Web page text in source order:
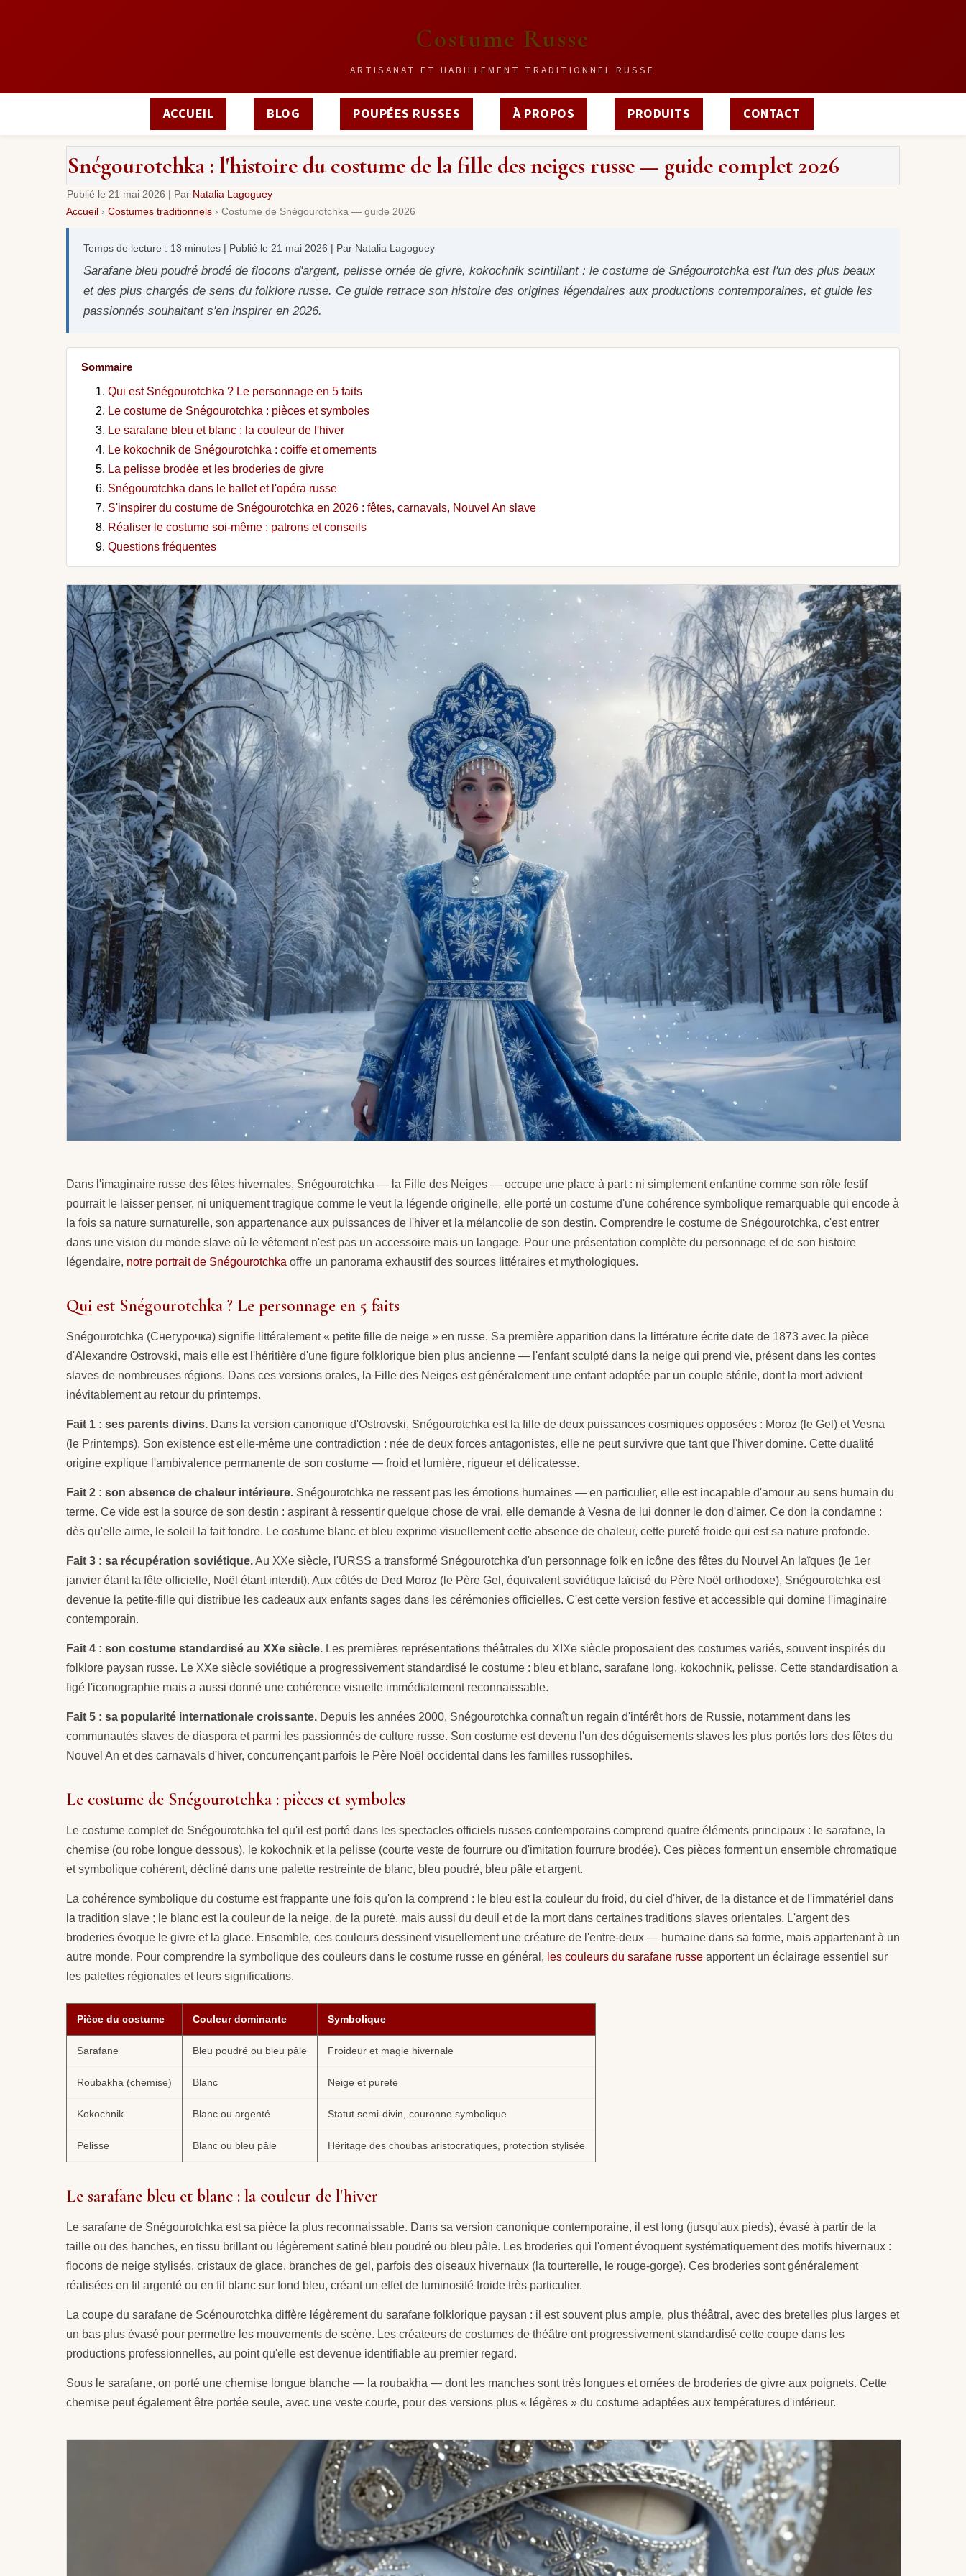
Costume Russe
ARTISANAT ET HABILLEMENT TRADITIONNEL RUSSE
ACCUEIL BLOG POUPÉES RUSSES À PROPOS PRODUITS CONTACT
Snégourotchka : l'histoire du costume de la fille des neiges russe — guide complet 2026
Publié le 21 mai 2026 | Par Natalia Lagoguey
Accueil › Costumes traditionnels › Costume de Snégourotchka — guide 2026
Temps de lecture : 13 minutes | Publié le 21 mai 2026 | Par Natalia Lagoguey
Sarafane bleu poudré brodé de flocons d'argent, pelisse ornée de givre, kokochnik scintillant : le costume de Snégourotchka est l'un des plus beaux
et des plus chargés de sens du folklore russe. Ce guide retrace son histoire des origines légendaires aux productions contemporaines, et guide les
passionnés souhaitant s'en inspirer en 2026.
Sommaire
Qui est Snégourotchka ? Le personnage en 5 faits
Le costume de Snégourotchka : pièces et symboles
Le sarafane bleu et blanc : la couleur de l'hiver
Le kokochnik de Snégourotchka : coiffe et ornements
La pelisse brodée et les broderies de givre
Snégourotchka dans le ballet et l'opéra russe
S'inspirer du costume de Snégourotchka en 2026 : fêtes, carnavals, Nouvel An slave
Réaliser le costume soi-même : patrons et conseils
Questions fréquentes
Dans l'imaginaire russe des fêtes hivernales, Snégourotchka — la Fille des Neiges — occupe une place à part : ni simplement enfantine comme son rôle festif
pourrait le laisser penser, ni uniquement tragique comme le veut la légende originelle, elle porté un costume d'une cohérence symbolique remarquable qui encode à
la fois sa nature surnaturelle, son appartenance aux puissances de l'hiver et la mélancolie de son destin. Comprendre le costume de Snégourotchka, c'est entrer
dans une vision du monde slave où le vêtement n'est pas un accessoire mais un langage. Pour une présentation complète du personnage et de son histoire
légendaire, notre portrait de Snégourotchka offre un panorama exhaustif des sources littéraires et mythologiques.
Qui est Snégourotchka ? Le personnage en 5 faits
Snégourotchka (Снегурочка) signifie littéralement « petite fille de neige » en russe. Sa première apparition dans la littérature écrite date de 1873 avec la pièce
d'Alexandre Ostrovski, mais elle est l'héritière d'une figure folklorique bien plus ancienne — l'enfant sculpté dans la neige qui prend vie, présent dans les contes
slaves de nombreuses régions. Dans ces versions orales, la Fille des Neiges est généralement une enfant adoptée par un couple stérile, dont la mort advient
inévitablement au retour du printemps.
Fait 1 : ses parents divins. Dans la version canonique d'Ostrovski, Snégourotchka est la fille de deux puissances cosmiques opposées : Moroz (le Gel) et Vesna
(le Printemps). Son existence est elle-même une contradiction : née de deux forces antagonistes, elle ne peut survivre que tant que l'hiver domine. Cette dualité
origine explique l'ambivalence permanente de son costume — froid et lumière, rigueur et délicatesse.
Fait 2 : son absence de chaleur intérieure. Snégourotchka ne ressent pas les émotions humaines — en particulier, elle est incapable d'amour au sens humain du
terme. Ce vide est la source de son destin : aspirant à ressentir quelque chose de vrai, elle demande à Vesna de lui donner le don d'aimer. Ce don la condamne :
dès qu'elle aime, le soleil la fait fondre. Le costume blanc et bleu exprime visuellement cette absence de chaleur, cette pureté froide qui est sa nature profonde.
Fait 3 : sa récupération soviétique.Au XXe siècle, l'URSS a transformé Snégourotchka d'un personnage folk en icône des fêtes du Nouvel An laïques (le 1er
janvier étant la fête officielle, Noël étant interdit). Aux côtés de Ded Moroz (le Père Gel, équivalent soviétique laïcisé du Père Noël orthodoxe), Snégourotchka est
devenue la petite-fille qui distribue les cadeaux aux enfants sages dans les cérémonies officielles. C'est cette version festive et accessible qui domine l'imaginaire
contemporain.
Fait 4 : son costume standardisé au XXe siècle. Les premières représentations théâtrales du XIXe siècle proposaient des costumes variés, souvent inspirés du
folklore paysan russe. Le XXe siècle soviétique a progressivement standardisé le costume : bleu et blanc, sarafane long, kokochnik, pelisse. Cette standardisation a
figé l'iconographie mais a aussi donné une cohérence visuelle immédiatement reconnaissable.
Fait 5 : sa popularité internationale croissante. Depuis les années 2000, Snégourotchka connaît un regain d'intérêt hors de Russie, notamment dans les
communautés slaves de diaspora et parmi les passionnés de culture russe. Son costume est devenu l'un des déguisements slaves les plus portés lors des fêtes du
Nouvel An et des carnavals d'hiver, concurrençant parfois le Père Noël occidental dans les familles russophiles.
Le costume de Snégourotchka : pièces et symboles
Le costume complet de Snégourotchka tel qu'il est porté dans les spectacles officiels russes contemporains comprend quatre éléments principaux : le sarafane, la
chemise (ou robe longue dessous), le kokochnik et la pelisse (courte veste de fourrure ou d'imitation fourrure brodée). Ces pièces forment un ensemble chromatique
et symbolique cohérent, décliné dans une palette restreinte de blanc, bleu poudré, bleu pâle et argent.
La cohérence symbolique du costume est frappante une fois qu'on la comprend : le bleu est la couleur du froid, du ciel d'hiver, de la distance et de l'immatériel dans
la tradition slave ; le blanc est la couleur de la neige, de la pureté, mais aussi du deuil et de la mort dans certaines traditions slaves orientales. L'argent des
broderies évoque le givre et la glace. Ensemble, ces couleurs dessinent visuellement une créature de l'entre-deux — humaine dans sa forme, mais appartenant à un
autre monde. Pour comprendre la symbolique des couleurs dans le costume russe en général, les couleurs du sarafane russe apportent un éclairage essentiel sur
les palettes régionales et leurs significations.
Pièce du costume Couleur dominante Symbolique
Sarafane Bleu poudré ou bleu pâle Froideur et magie hivernale
Roubakha (chemise) Blanc Neige et pureté
Kokochnik Blanc ou argenté Statut semi-divin, couronne symbolique
Pelisse Blanc ou bleu pâle Héritage des choubas aristocratiques, protection stylisée
Le sarafane bleu et blanc : la couleur de l'hiver
Le sarafane de Snégourotchka est sa pièce la plus reconnaissable. Dans sa version canonique contemporaine, il est long (jusqu'aux pieds), évasé à partir de la
taille ou des hanches, en tissu brillant ou légèrement satiné bleu poudré ou bleu pâle. Les broderies qui l'ornent évoquent systématiquement des motifs hivernaux :
flocons de neige stylisés, cristaux de glace, branches de gel, parfois des oiseaux hivernaux (la tourterelle, le rouge-gorge). Ces broderies sont généralement
réalisées en fil argenté ou en fil blanc sur fond bleu, créant un effet de luminosité froide très particulier.
La coupe du sarafane de Scénourotchka diffère légèrement du sarafane folklorique paysan : il est souvent plus ample, plus théâtral, avec des bretelles plus larges et
un bas plus évasé pour permettre les mouvements de scène. Les créateurs de costumes de théâtre ont progressivement standardisé cette coupe dans les
productions professionnelles, au point qu'elle est devenue identifiable au premier regard.
Sous le sarafane, on porté une chemise longue blanche — la roubakha — dont les manches sont très longues et ornées de broderies de givre aux poignets. Cette
chemise peut également être portée seule, avec une veste courte, pour des versions plus « légères » du costume adaptées aux températures d'intérieur.